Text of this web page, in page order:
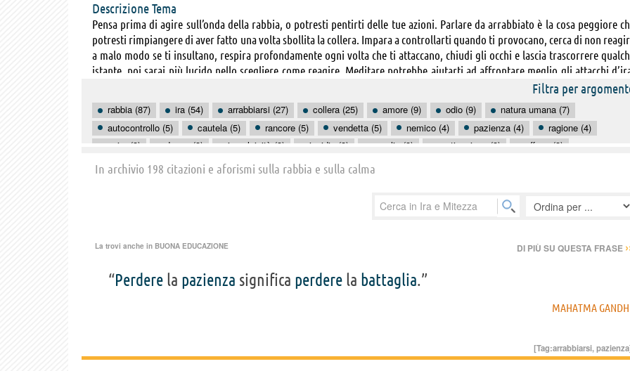
Descrizione Tema
Pensa prima di agire sull’onda della rabbia, o potresti pentirti delle tue azioni. Parlare da arrabbiato è la cosa peggiore
potresti rimpiangere di aver fatto una volta sbollita la collera. Impara a controllarti quando ti provocano, cerca di non
a malo modo se ti insultano, respira profondamente ogni volta che ti attaccano, chiudi gli occhi e lascia trascorrere
istante, poi sarai più lucido nello scegliere come reagire. Meditare potrebbe aiutarti ad affrontare meglio gli attacchi
ma cerca di trovare una valvola di sfogo una volta che la rabbia entra dentro di te. Reprimerla ti fa solo male, devi farla
e liberartene per sempre, così le tue azioni saranno governate dalla prudenza e dalla calma. Tieni sotto controllo l’impulsività
e prenditi del tempo per esaminare con cautela il meglio sul da farsi per uscire da una situazione esplosiva. Elimina le fonti di
stress e gli inutili fastidi che ti innervosiscono, poniti in modo più cauto con gli altri e rivolgiti con mitezza a chi ti circonda:
Filtra per
rabbia (87) ira (54) arrabbiarsi (27) collera (25) amore (9) odio (9)
natura umana (7)
autocontrollo (5)
cautela (5) rancore (5) vendetta (5) nemico (4) pazienza (4)
ragione (4)
agire (3)
donne (3) impulsività (3) invidia (3) moglie (3) motivazione (3)
offese (3)
parlare (3)
paura (3) pazzia (3) perdono (3)
In archivio 198 citazioni e aforismi sulla rabbia e sulla calma
La trovi anche in BUONA EDUCAZIONE DI PIÙ SU QUESTA FRASE
“Perdere la pazienza significa perdere la battaglia.”
MAHATMA
[Tag:arrabbiarsi,pazienza